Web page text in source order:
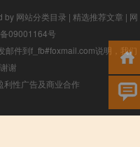
by 网站分类目录 | 精选推荐文章 | 网
09001164号
邮件到f_fb#foxmail.com说明，我们
谢
利性广告及商业合作